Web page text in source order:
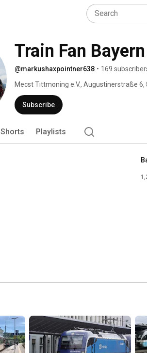
Train Fan Bayern
@markushaxpointner638 • 169
Mecst Tittmoning e.V., Augustinerstraße
Subscribe
Shorts Playlists